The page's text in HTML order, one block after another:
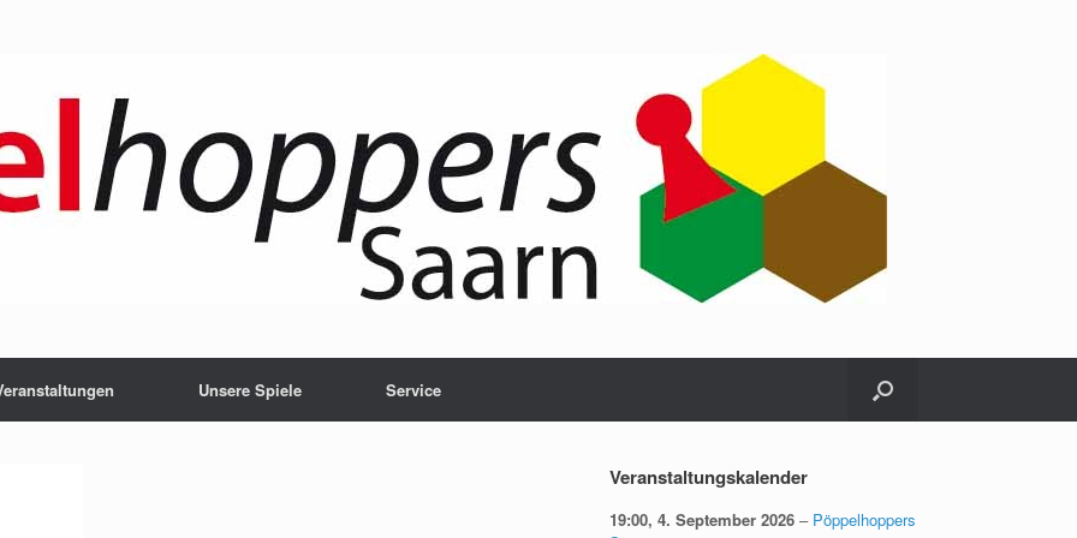
Unsere Spiele Service
Veranstaltungskalender
19:00,4. September 2026 – Pöppelhoppers